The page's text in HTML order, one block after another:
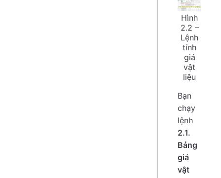
Hình
2.2 –
Lệnh
tính
giá
vật
liệu
Bạn
chạy
lệnh
2.1.
Bảng
giá
vật